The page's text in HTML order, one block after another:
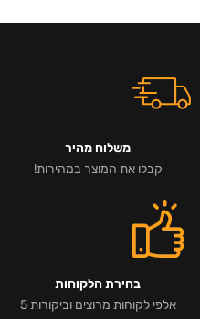
משלוח מהיר
קבלו את המוצר במהירות!
בחירת הלקוחות
אלפי לקוחות מרוצים וביקורות 5